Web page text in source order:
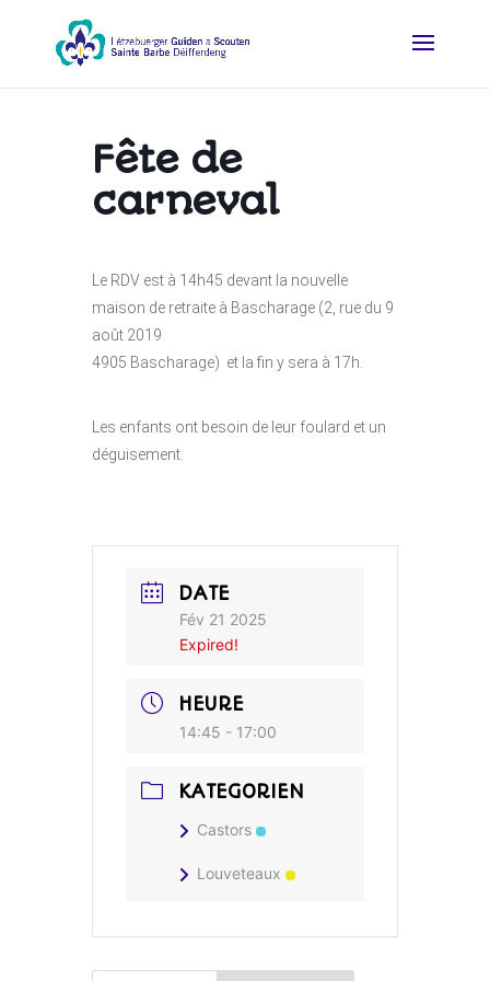
Fête de
carneval
Le RDV est à 14h45 devant la nouvelle
maison de retraite à Bascharage (2, rue du 9
août 2019
4905 Bascharage) et la fin y sera à 17h.
Les enfants ont besoin de leur foulard et un
déguisement.
DATE
Fév 21 2025
Expired!
HEURE
14:45 - 17:00
KATEGORIEN
Castors
Louveteaux